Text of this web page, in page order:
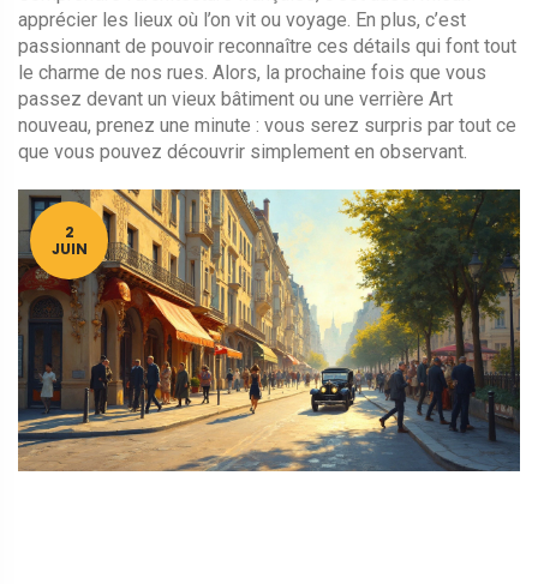
apprécier les lieux où l’on vit ou voyage. En plus, c’est
passionnant de pouvoir reconnaître ces détails qui font tout
le charme de nos rues. Alors, la prochaine fois que vous
passez devant un vieux bâtiment ou une verrière Art
nouveau, prenez une minute : vous serez surpris par tout ce
que vous pouvez découvrir simplement en observant.
2
JUIN